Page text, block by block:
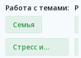
Работа с темами:
Семья
Стресс и